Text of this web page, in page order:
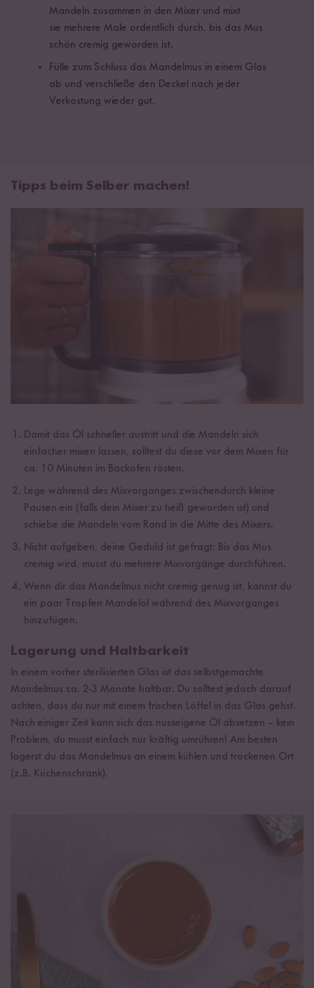
Mandeln zusammen in den Mixer und mixt
sie mehrere Male ordentlich durch, bis das Mus
schön cremig geworden ist.
Fülle zum Schluss das Mandelmus in einem Glas
ab und verschließe den Deckel nach jeder
Verkostung wieder gut.
Tipps beim Selber machen!
Damit das Öl schneller austritt und die Mandeln sich
einfacher mixen lassen, solltest du diese vor dem Mixen für
ca. 10 Minuten im Backofen rösten.
Lege während des Mixvorganges zwischendurch kleine
Pausen ein (falls dein Mixer zu heiß geworden ist) und
schiebe die Mandeln vom Rand in die Mitte des Mixers.
Nicht aufgeben, deine Geduld ist gefragt: Bis das Mus
cremig wird, musst du mehrere Mixvorgänge durchführen.
Wenn dir das Mandelmus nicht cremig genug ist, kannst du
ein paar Tropfen Mandelöl während des Mixvorganges
hinzufügen.
Lagerung und Haltbarkeit
In einem vorher sterilisierten Glas ist das selbstgemachte
Mandelmus ca. 2-3 Monate haltbar. Du solltest jedoch darauf
achten, dass du nur mit einem frischen Löffel in das Glas gehst.
Nach einiger Zeit kann sich das nusseigene Öl absetzen – kein
Problem, du musst einfach nur kräftig umrühren! Am besten
lagerst du das Mandelmus an einem kühlen und trockenen Ort
(z.B. Küchenschrank).